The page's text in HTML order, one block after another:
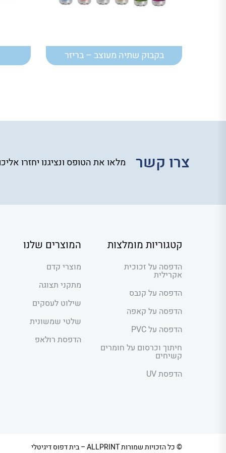
בקבוק שתיה מעוצב – בריזר
צרו קשר מלאו את הטופס ונציגנו יחזרו
קטגוריות מומלצות
הדפסה על זכוכית
אקרילית
הדפסה על קנבס
הדפסה על קאפה
הדפסה על PVC
חיתוך וכרסום על חומרים
קשיחים
הדפסת UV
המוצרים שלנו
מוצרי קדם
מתקני תצוגה
שילוט לעסקים
שלטי שמשונית
הדפסת רולאפ
© כל הזכויות שמורות ALLPRINT – בית דפוס דיגיטלי